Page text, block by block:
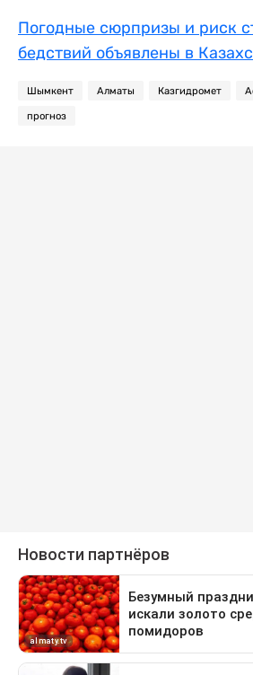
Погодные сюрпризы и риск
бедствий объявлены в
Шымкент Алматы Казгидромет
прогноз